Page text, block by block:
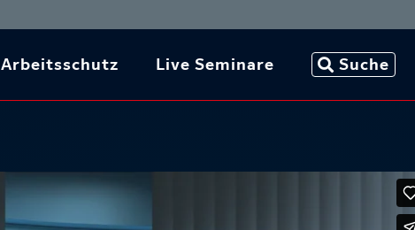
Arbeitsschutz Live Seminare Suche